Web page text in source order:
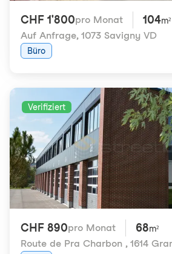
CHF 1'800pro Monat 104m²
Auf Anfrage, 1073 Savigny VD
Büro
Verifiziert
CHF 890pro Monat 68m²
Route de Pra Charbon , 1614